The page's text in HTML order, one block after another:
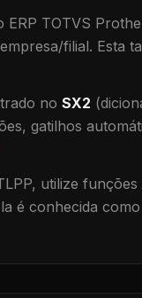
TOTVS
filial. Esta
no SX2
gatilhos
utilize funções
é conhecida como